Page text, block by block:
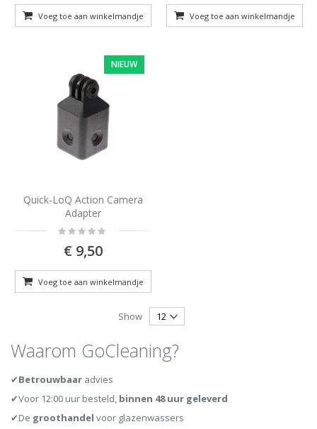
Voeg toe aan winkelmandje Voeg toe aan winkelmandje
NIEUW
Quick-LoQ Action Camera
Adapter
Rating:
0%
€ 9,50
Voeg toe aan winkelmandje
Show
Waarom GoCleaning?
✔Betrouwbaar advies
✔Voor 12:00 uur besteld, binnen 48 uur geleverd
✔De groothandel voor glazenwassers